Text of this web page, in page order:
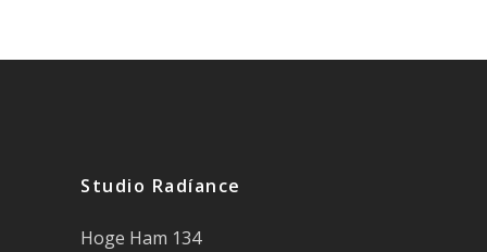
Studio Radíance
Hoge Ham 134